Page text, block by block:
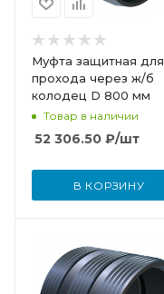
Муфта защитная для
прохода через ж/б
колодец D 800 мм
Товар в наличии
52 306.50 ₽/шт
В КОРЗИНУ